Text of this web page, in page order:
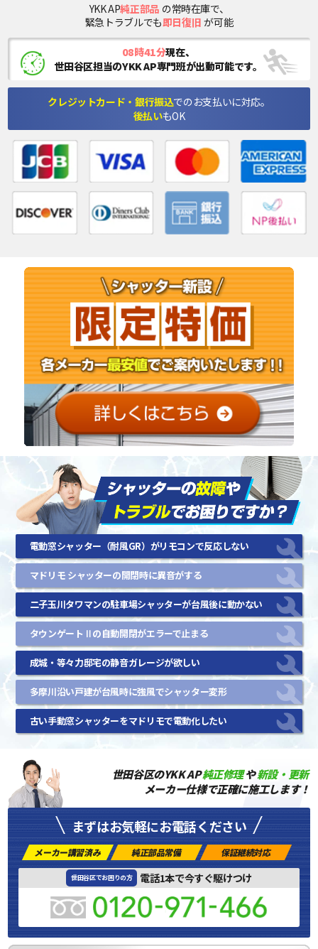
YKK AP純正部品 の常時在庫で、
緊急トラブルでも即日復旧 が可能
08時41分現在、
世田谷区担当のYKK AP専門班が出動可能です。
クレジットカード・銀行振込でのお支払いに対応。
後払いもOK
電動窓シャッター（耐風GR）がリモコンで反応しない
マドリモ シャッターの開閉時に異音がする
二子玉川タワマンの駐車場シャッターが台風後に動かない
タウンゲートⅡの自動開閉がエラーで止まる
成城・等々力邸宅の静音ガレージが欲しい
多摩川沿い戸建が台風時に強風でシャッター変形
古い手動窓シャッターをマドリモで電動化したい
世田谷区のYKK AP純正修理や新設・更新
メーカー仕様で正確に施工します！
まずはお気軽にお電話ください
メーカー講習済み 純正部品常備 保証継続対応
世田谷区でお困りの方 電話1本で今すぐ駆けつけ